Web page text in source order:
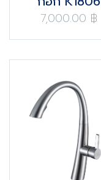
7,000.00 ฿